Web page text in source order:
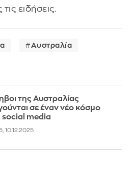
ειδήσεις.
Αυστραλία
της Αυστραλίας
σε έναν νέο κόσμο
social media
10.12.2025